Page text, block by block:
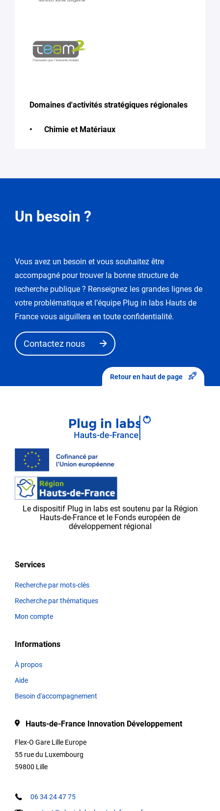
Domaines d'activités stratégiques régionales
Chimie et Matériaux
de
Vous
entrez
dans
le
mode
«
demande
».
elles
seront
d’abord
validées
par
l’équipe
Plug in labs Hauts
avant
sur
la
plateforme.
Thématiques
Titre
Type
Un besoin ?
Vous avez un besoin et vous souhaitez être
accompagné pour trouver la bonne structure de
recherche publique ? Renseignez les grandes lignes de
votre problématique et l’équipe Plug in labs Hauts de
France vous aiguillera en toute confidentialité.
Contactez nous
Le dispositif Plug in labs est soutenu par la Région
Hauts-de-France et le Fonds européen de
développement régional
Services
Recherche par mots-clés
Recherche par thématiques
Mon compte
Informations
À propos
Aide
Besoin d'accompagnement
Hauts-de-France Innovation Développement
Flex-O Gare Lille Europe
55 rue du Luxembourg
59800 Lille
06 34 24 47 75
Retour en haut de page